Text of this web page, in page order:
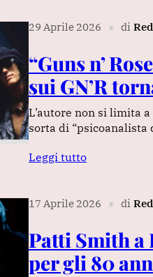
29 Aprile 2026 ∎ di
“Guns n’
sui GN’R
L’autore non si limita
sorta di “psicoanalista
Leggi tutto
17 Aprile 2026 ∎ di
Patti Smith a
per gli 80